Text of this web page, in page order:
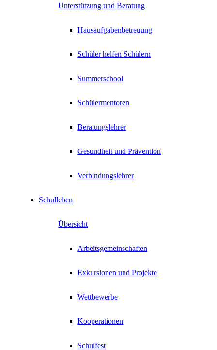
Unterstützung und Beratung
Hausaufgabenbetreuung
Schüler helfen Schülern
Summerschool
Schülermentoren
Beratungslehrer
Gesundheit und Prävention
Verbindungslehrer
Schulleben
Übersicht
Arbeitsgemeinschaften
Exkursionen und Projekte
Wettbewerbe
Kooperationen
Schulfest